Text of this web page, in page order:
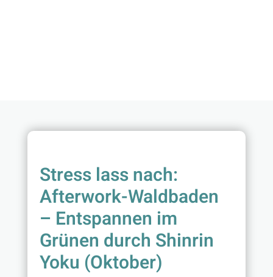
Stress lass nach:
Afterwork-Waldbaden
– Entspannen im
Grünen durch Shinrin
Yoku (Oktober)